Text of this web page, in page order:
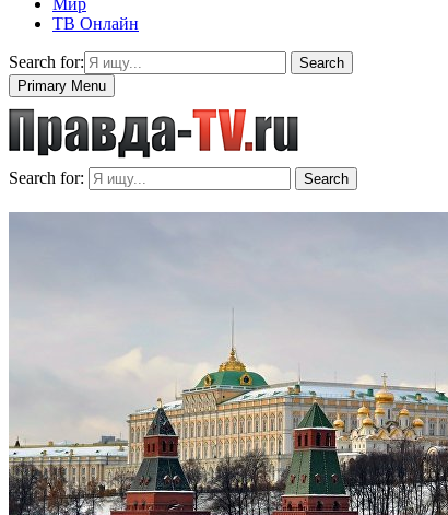
Мир
ТВ Онлайн
Search for:
Search
Primary Menu
Search for: Search